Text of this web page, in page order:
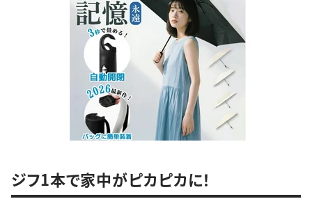
ジフ1本で家中がピカピカに！